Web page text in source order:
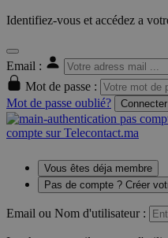
Identifiez-vous et accédez a
Email :
Mot de passe :
Mot de passe oublié?
Connecter
compte sur Telecontact.ma
Vous êtes déja membre
Pas de compte ? Créer
Email ou Nom d'utilisateur :